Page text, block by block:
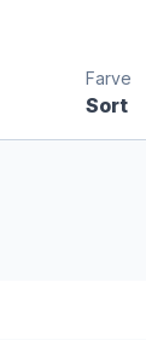
Farve
Sort